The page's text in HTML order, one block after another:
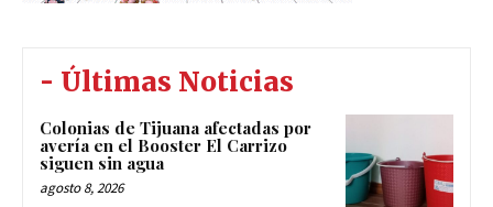
- Últimas Noticias
Colonias de Tijuana afectadas por
avería en el Booster El Carrizo
siguen sin agua
agosto 8, 2026